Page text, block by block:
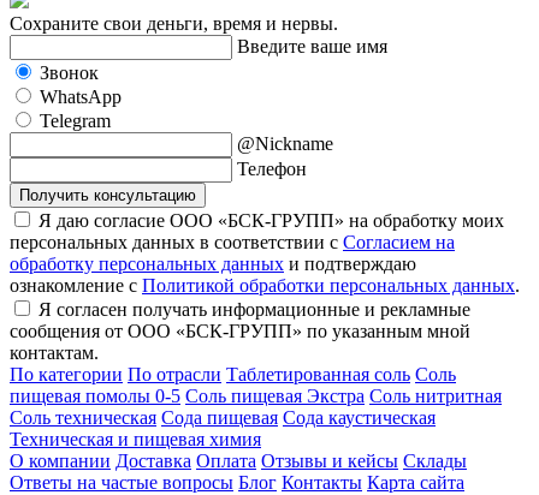
Сохраните свои деньги, время и нервы.
Введите ваше имя
Звонок
WhatsApp
Telegram
@Nickname
Телефон
Получить консультацию
Я даю согласие ООО «БСК-ГРУПП» на обработку моих
персональных данных в соответствии с Согласием на
обработку персональных данных и подтверждаю
ознакомление с Политикой обработки персональных данных.
Я согласен получать информационные и рекламные
сообщения от ООО «БСК-ГРУПП» по указанным мной
контактам.
По категории По отрасли Таблетированная соль Соль
пищевая помолы 0-5 Соль пищевая Экстра Соль нитритная
Соль техническая Сода пищевая Сода каустическая
Техническая и пищевая химия
О компании Доставка Оплата Отзывы и кейсы Склады
Ответы на частые вопросы Блог Контакты Карта сайта